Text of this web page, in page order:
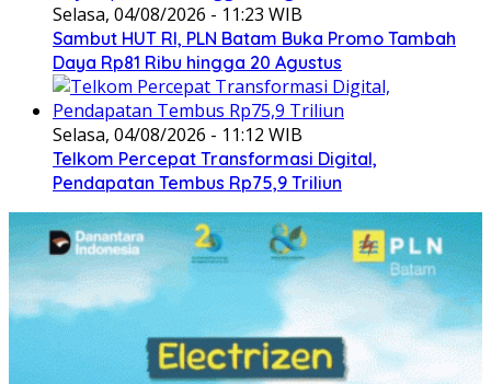
Selasa, 04/08/2026 - 11:23 WIB
Sambut HUT RI, PLN Batam Buka Promo Tambah
Daya Rp81 Ribu hingga 20 Agustus
Selasa, 04/08/2026 - 11:12 WIB
Telkom Percepat Transformasi Digital,
Pendapatan Tembus Rp75,9 Triliun